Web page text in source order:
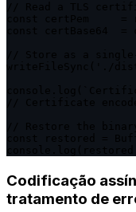
// Read a TLS
const certPem
// Store as a
Codificação
tratamento de